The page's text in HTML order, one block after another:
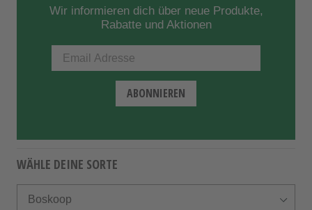
Wir informieren dich über neue Produkte,
Rabatte und Aktionen
WÄHLE DEINE SORTE